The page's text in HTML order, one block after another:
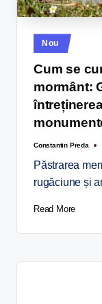
Nou
Cum se
mormânt:
Constantin Preda
Păstrarea
rugăciune și
Read More